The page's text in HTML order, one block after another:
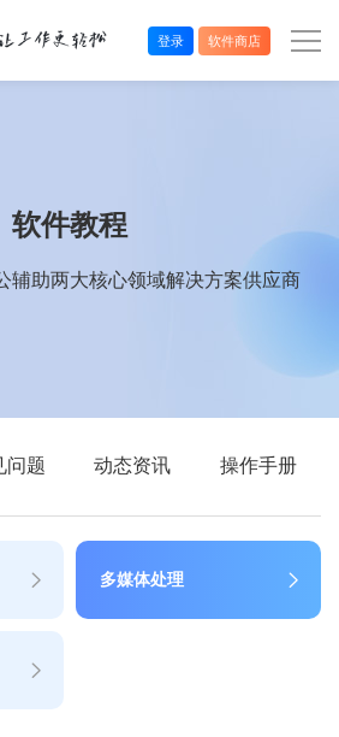
登录 软件商店
软件教程
辅助两大核心领域解决方案供应商
问题 动态资讯 操作手册
多媒体处理